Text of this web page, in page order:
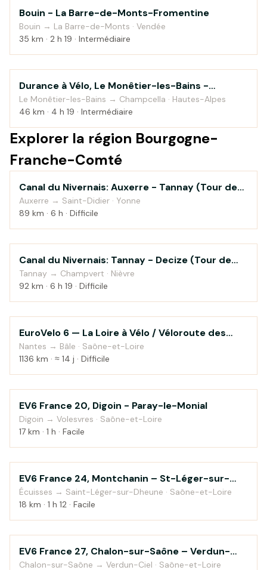
Bord de mer
Bouin - La Barre-de-Monts-Fromentine
Bouin → La Barre-de-Monts · Vendée
35 km · 2 h 19 · Intermédiaire
Montagne
Durance à Vélo, Le Monêtier-les-Bains -
Sisteron — étape 1
Le Monêtier-les-Bains → Champcella · Hautes-Alpes
46 km · 4 h 19 · Intermédiaire
Explorer la région Bourgogne-
Franche-Comté
Au fil de l'eau
Canal du Nivernais: Auxerre - Tannay (Tour de
Bourgogne à vélo)
Auxerre → Saint-Didier · Yonne
89 km · 6 h · Difficile
Au fil de l'eau
Canal du Nivernais: Tannay - Decize (Tour de
Bourgogne à vélo)
Tannay → Champvert · Nièvre
92 km · 6 h 19 · Difficile
Au fil de l'eau
EuroVelo 6 — La Loire à Vélo / Véloroute des
fleuves
Nantes → Bâle · Saône-et-Loire
1136 km · ≈ 14 j · Difficile
Au fil de l'eau
EV6 France 20, Digoin - Paray-le-Monial
Digoin → Volesvres · Saône-et-Loire
17 km · 1 h · Facile
Au fil de l'eau
EV6 France 24, Montchanin – St-Léger-sur-
Dheune
Écuisses → Saint-Léger-sur-Dheune · Saône-et-Loire
18 km · 1 h 12 · Facile
Au fil de l'eau
EV6 France 27, Chalon-sur-Saône – Verdun-
sur-le-Doubs
Chalon-sur-Saône → Verdun-Ciel · Saône-et-Loire